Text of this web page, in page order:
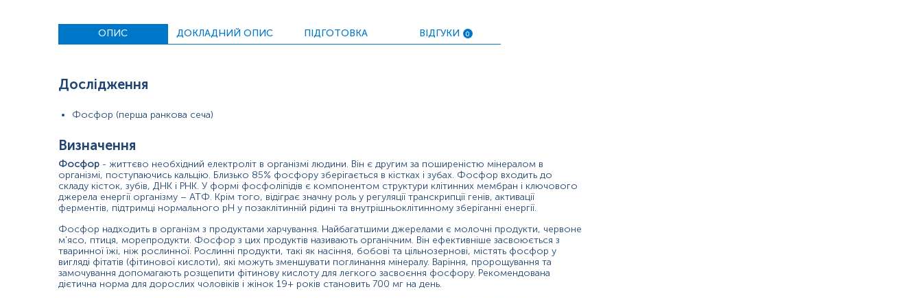
люди з генетичними порушеннями регуляції фосфатів (Х-зчеплений гіпофосфатемічний рахіт);
Надмірна калькість фосфору в крові, яка називається гіперфосфатемією, зустрічається рідко, оскільки в організмі добре розвинені системи регуляції, які виводять його надлишок.
Люди з гіперфосфатемією можуть не мати жодних симптомів; У рідких випадках утворюються відкладення кальцію в м'яких тканинах, наприклад, в нирках, в результаті порушення
Показання до призначення:
Див. у докладному описі.
Причини підвищення рівня:
Див. у докладному описі.
Причини зниження рівня:
Див. у докладному описі.
ОПИС ДОКЛАДНИЙ ОПИС ПІДГОТОВКА ВІДГУКИ 0
Дослідження
Фосфор (перша ранкова сеча)
Визначення
Фосфор- життєво необхідний електроліт в організмі людини. Він є другим за поширеністю мінералом в
організмі, поступаючись кальцію. Близько 85% фосфору зберігається в кістках і зубах. Фосфор входить до
складу кісток, зубів, ДНК і РНК. У формі фосфоліпідів є компонентом структури клітинних мембран і ключового
джерела енергії організму – АТФ. Крім того, відіграє значну роль у регуляції транскрипції генів, активації
ферментів, підтримці нормального рН у позаклітинній рідині та внутрішньоклітинному зберіганні енергії.
Фосфор надходить в організм з продуктами харчування. Найбагатшими джерелами є молочні продукти, червоне
м'ясо, птиця, морепродукти. Фосфор з цих продуктів називають органічним. Він ефективніше засвоюється з
тваринної їжі, ніж рослинної. Рослинні продукти, такі як насіння, бобові та цільнозернові, містять фосфор у
вигляді фітатів (фітинової кислоти), які можуть зменшувати поглинання мінералу. Варіння, пророщування та
замочування допомагають розщепити фітинову кислоту для легкого засвоєння фосфору. Рекомендована
дієтична норма для дорослих чоловіків і жінок 19+ років становить 700 мг на день.